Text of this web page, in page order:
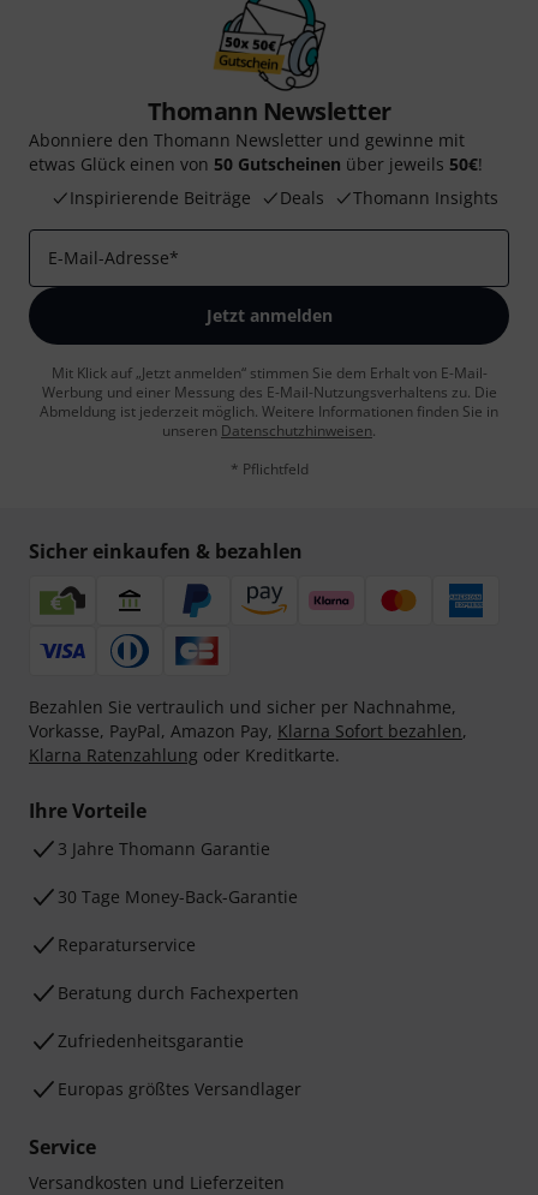
Thomann Newsletter
Abonniere den Thomann Newsletter und gewinne mit
etwas Glück einen von 50 Gutscheinen über jeweils 50€!
Inspirierende Beiträge
Deals Thomann Insights
E-Mail-Adresse*
Jetzt anmelden
Mit Klick auf „Jetzt anmelden“ stimmen Sie dem Erhalt von E-Mail-
Werbung und einer Messung des E-Mail-Nutzungsverhaltens zu. Die
Abmeldung ist jederzeit möglich. Weitere Informationen finden Sie in
unseren Datenschutzhinweisen.
* Pflichtfeld
Sicher einkaufen & bezahlen
Bezahlen Sie vertraulich und sicher per Nachnahme,
Vorkasse, PayPal, Amazon Pay, Klarna Sofort bezahlen,
Klarna Ratenzahlung oder Kreditkarte.
Ihre Vorteile
3 Jahre Thomann Garantie
30 Tage Money-Back-Garantie
Reparaturservice
Beratung durch Fachexperten
Zufriedenheitsgarantie
Europas größtes Versandlager
Service
Versandkosten und Lieferzeiten